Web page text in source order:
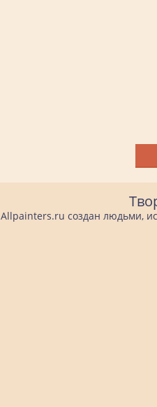
Allpainters.ru создан людьми,